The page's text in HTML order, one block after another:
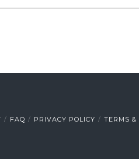
FAQ PRIVACY POLICY TERMS &